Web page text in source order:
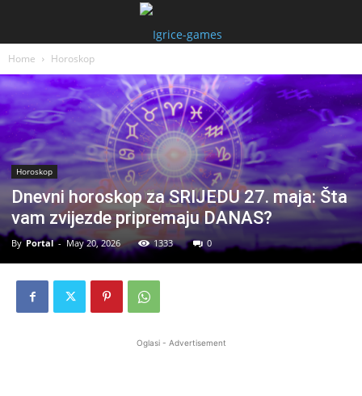
Home Horoskop
Horoskop
Dnevni horoskop za SRIJEDU 27. maja: Šta
vam zvijezde pripremaju DANAS?
By Portal - May 20, 2026 1333 0
Oglasi - Advertisement